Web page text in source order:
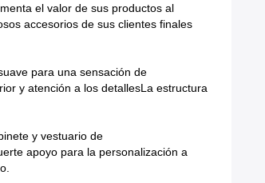
el valor de sus productos al
accesorios de sus clientes finales
para una sensación de
y atención a los detallesLa estructura
y vestuario de
apoyo para la personalización a